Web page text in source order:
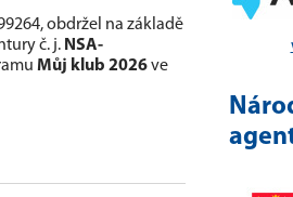
obdržel na základě
č. j. NSA-
Můj klub 2026ve